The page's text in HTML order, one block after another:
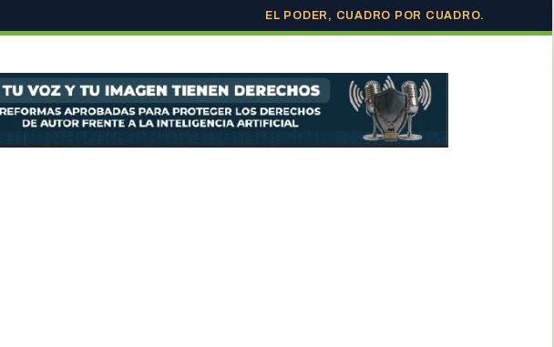
EL PODER, CUADRO POR CUADRO.